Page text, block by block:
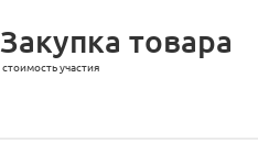
Закупка товара
стоимость участия